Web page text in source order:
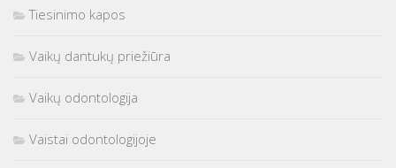
Tiesinimo kapos
Vaikų dantukų priežiūra
Vaikų odontologija
Vaistai odontologijoje